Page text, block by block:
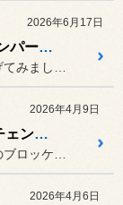
2026年6月17日
HA36S アルトワークス バンパー加工で見慣れない顔に・・・
2026年4月9日
デイズ ルークス ホイールチェンジ！
2026年4月6日